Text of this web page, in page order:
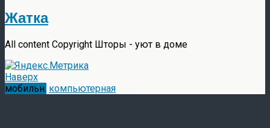
Жатка
All content Copyright Шторы - уют в доме
Наверх
мобильн. компьютерная